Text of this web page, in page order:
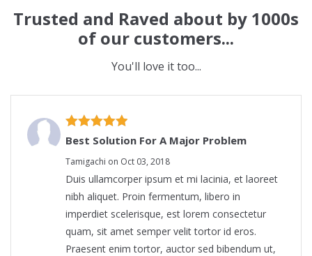
Trusted and Raved about by 1000s
of our customers...
You'll love it too...
Best Solution For A Major Problem
Tamigachi on Oct 03, 2018
Duis ullamcorper ipsum et mi lacinia, et laoreet
nibh aliquet. Proin fermentum, libero in
imperdiet scelerisque, est lorem consectetur
quam, sit amet semper velit tortor id eros.
Praesent enim tortor, auctor sed bibendum ut,